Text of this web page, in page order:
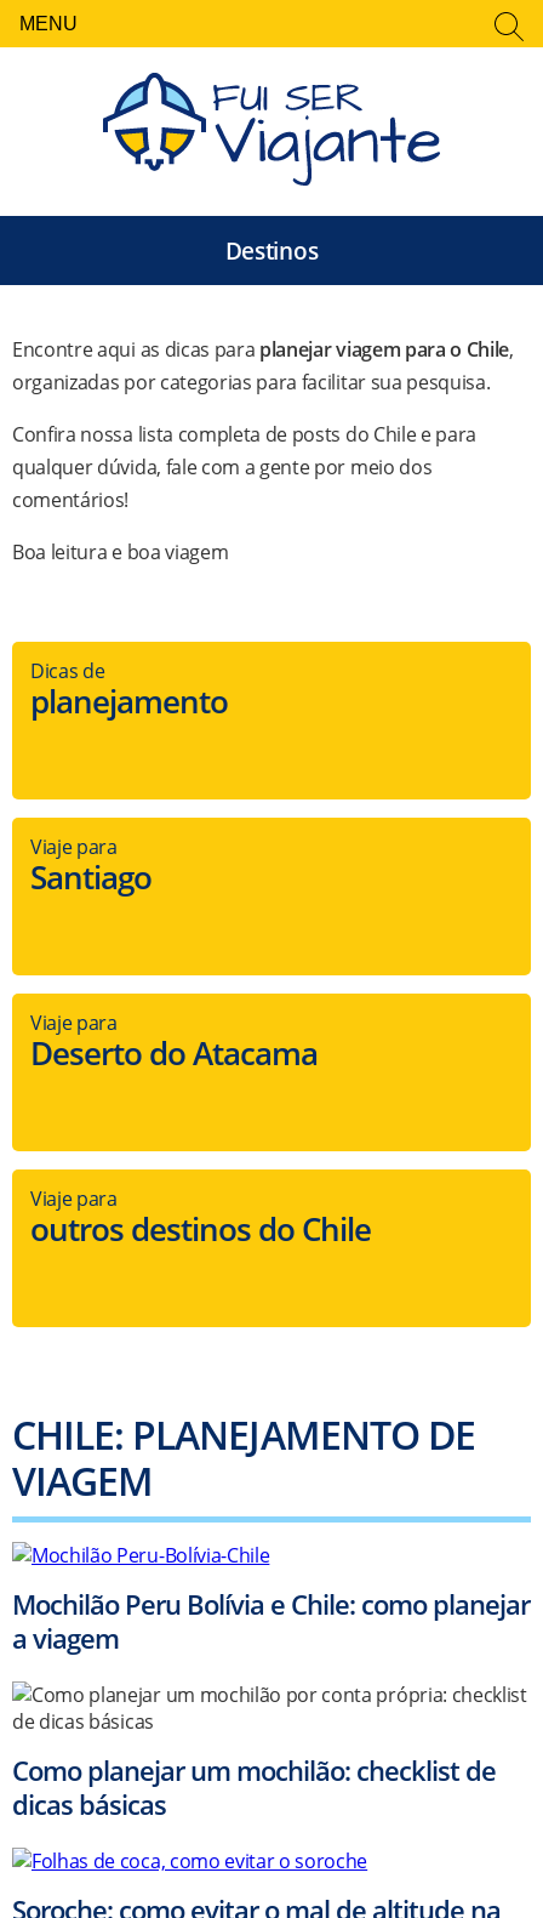
MENU
Destinos
Encontre aqui as dicas para planejar viagem para o Chile,
organizadas por categorias para facilitar sua pesquisa.
Confira nossa lista completa de posts do Chile e para
qualquer dúvida, fale com a gente por meio dos
comentários!
Boa leitura e boa viagem
Dicas de
planejamento
Viaje para
Santiago
Viaje para
Deserto do Atacama
Viaje para
outros destinos do Chile
CHILE: PLANEJAMENTO DE
VIAGEM
Mochilão Peru Bolívia e Chile: como planejar
a viagem
Como planejar um mochilão: checklist de
dicas básicas
Soroche: como evitar o mal de altitude na
FECHAR